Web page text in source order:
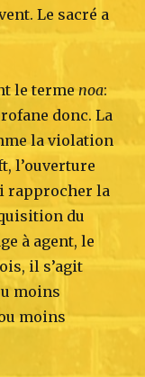
Le sacré a
le termenoa:
donc. La
la violation
l’ouverture
rapprocher la
du
à agent, le
il s’agit
moins
moins